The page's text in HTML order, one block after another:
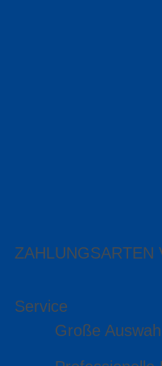
ZAHLUNGSARTEN
Service
Große